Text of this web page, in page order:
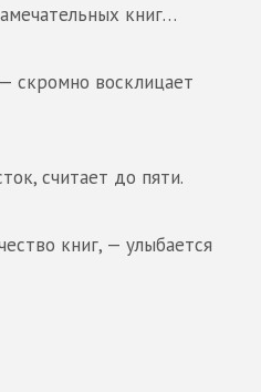
книг…
скромно восклицает
считает до пяти.
книг, — улыбается